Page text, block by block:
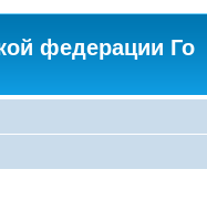
федерации Го